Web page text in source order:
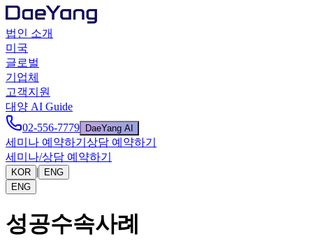
법인 소개
미국
글로벌
기업체
고객지원
대양 AI Guide
02-556-7779
DaeYang AI
세미나 예약하기 상담 예약하기
세미나/상담 예약하기
KOR |
ENG
ENG
성공수속사례